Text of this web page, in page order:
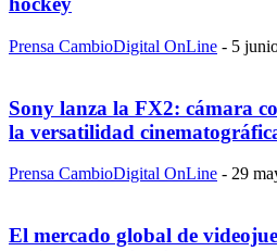
Prensa CambioDigital OnLine - 5
Sony lanza la FX2: cámara
la versatilidad
Prensa CambioDigital OnLine - 29
El mercado global de